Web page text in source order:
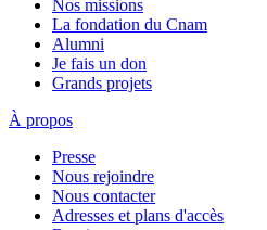
Nos missions
La fondation du Cnam
Alumni
Je fais un don
Grands projets
À propos
Presse
Nous rejoindre
Nous contacter
Adresses et plans d'accès